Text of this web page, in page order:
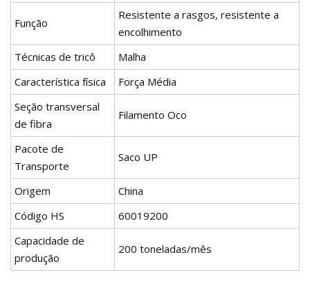
Função
Resistente a rasgos, resistente a
encolhimento
Técnicas de tricô
Malha
Característica física
Força Média
Seção transversal
de fibra
Filamento Oco
Pacote de
Transporte
Saco UP
Origem
China
Código HS
60019200
Capacidade de
produção
200 toneladas/mês